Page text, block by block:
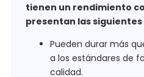
tienen un rendimiento
presentan las
Pueden durar más
a los estándares de
calidad.